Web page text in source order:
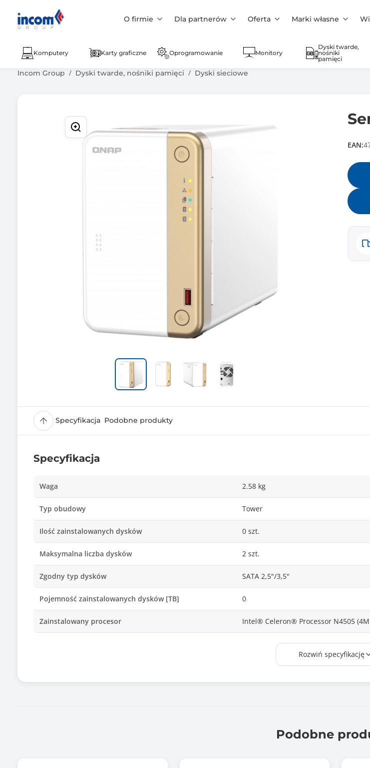
O firmie Dla partnerów Oferta Marki własne
Komputery Karty graficzne Oprogramowanie Monitory
Dyski twarde,
nośniki
pamięci
Incom Group Dyski twarde, nośniki pamięci Dyski sieciowe
EAN:
Specyfikacja Podobne produkty
Specyfikacja
Waga 2.58 kg
Typ obudowy Tower
Ilość zainstalowanych dysków 0 szt.
Maksymalna liczba dysków 2 szt.
Zgodny typ dysków SATA 2,5"/3,5"
Pojemność zainstalowanych dysków [TB] 0
Zainstalowany procesor Intel® Celeron® Processor N4505
Intel Celeron
Rozwiń specyfikację
Podobne